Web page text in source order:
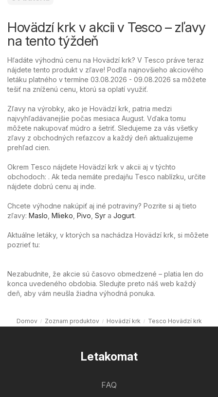
Hovädzí krk v akcii v Tesco – zľavy
na tento týždeň
Hľadáte výhodnú cenu na Hovädzí krk? V Tesco práve teraz
nájdete tento produkt v zľave! Podľa najnovšieho akciového
letáku platného v termíne 03.08.2026 - 09.08.2026 sa môžete
tešiť na zníženú cenu, ktorú sa oplatí využiť.
Zľavy na výrobky, ako je Hovädzí krk, patria medzi
najvyhľadávanejšie počas mesiaca August. Vďaka tomu
môžete nakupovať múdro a šetriť. Sledujeme za vás všetky
zľavy z obchodných reťazcov a každý deň aktualizujeme
prehľad cien.
Okrem Tesco nájdete Hovädzí krk v akcii aj v týchto
obchodoch: . Ak teda nemáte predajňu Tesco nablízku, určite
nájdete dobrú cenu aj inde.
Chcete výhodne nakúpiť aj iné potraviny? Pozrite si aj tieto
zľavy: Maslo Mlieko Pivo Syr a Jogurt.
Aktuálne letáky, v ktorých sa nachádza Hovädzí krk, si môžete
pozrieť tu:
Nezabudnite, že akcie sú časovo obmedzené – platia len do
konca uvedeného obdobia. Sledujte preto náš web každý
deň, aby vám neušla žiadna výhodná ponuka.
Domov Zoznam produktov Hovädzí krk Tesco Hovädzí krk
Letakomat
FAQ